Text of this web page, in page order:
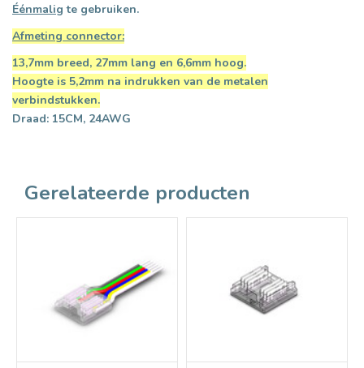
Éénmalig te gebruiken.
Afmeting connector:
13,7mm breed, 27mm lang en 6,6mm hoog.
Hoogte is 5,2mm na indrukken van de metalen
verbindstukken.
Draad: 15CM, 24AWG
Gerelateerde producten